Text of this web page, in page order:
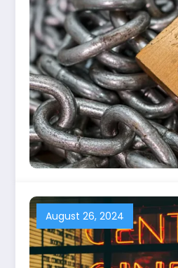
August 26, 2024